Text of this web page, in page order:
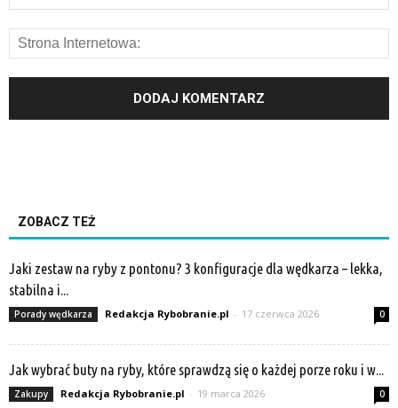
ZOBACZ TEŻ
Jaki zestaw na ryby z pontonu? 3 konfiguracje dla wędkarza – lekka,
stabilna i...
Porady wędkarza Redakcja Rybobranie.pl - 17 czerwca 2026 0
Jak wybrać buty na ryby, które sprawdzą się o każdej porze roku i w...
Zakupy Redakcja Rybobranie.pl - 19 marca 2026 0